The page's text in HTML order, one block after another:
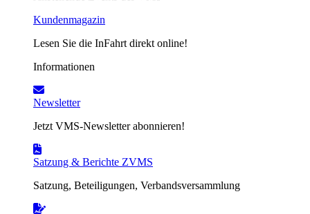
Kundenmagazin
Lesen Sie die InFahrt direkt online!
Informationen
Newsletter
Jetzt VMS-Newsletter abonnieren!
Satzung & Berichte ZVMS
Satzung, Beteiligungen, Verbandsversammlung